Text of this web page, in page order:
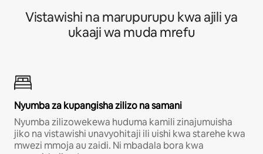
Vistawishi na marupurupu kwa ajili ya
ukaaji wa muda mrefu
Nyumba za kupangisha zilizo na samani
Nyumba zilizowekewa huduma kamili zinajumuisha
jiko na vistawishi unavyohitaji ili uishi kwa starehe kwa
mwezi mmoja au zaidi. Ni mbadala bora kwa